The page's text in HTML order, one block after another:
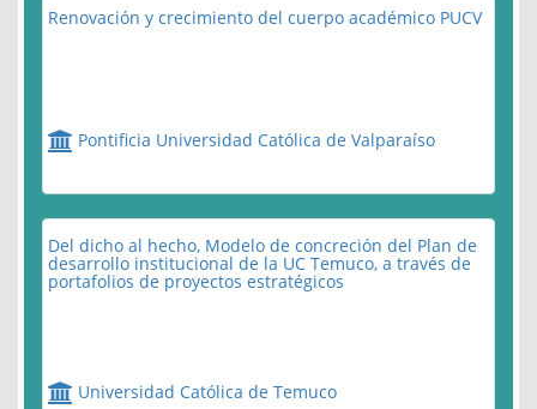
Renovación y crecimiento del cuerpo académico PUCV
Pontificia Universidad Católica de Valparaíso
Del dicho al hecho, Modelo de concreción del Plan de
desarrollo institucional de la UC Temuco, a través de
portafolios de proyectos estratégicos
Universidad Católica de Temuco